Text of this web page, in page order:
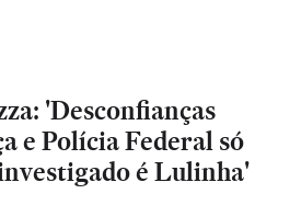
'Desconfianças
e Polícia Federal só
é Lulinha'